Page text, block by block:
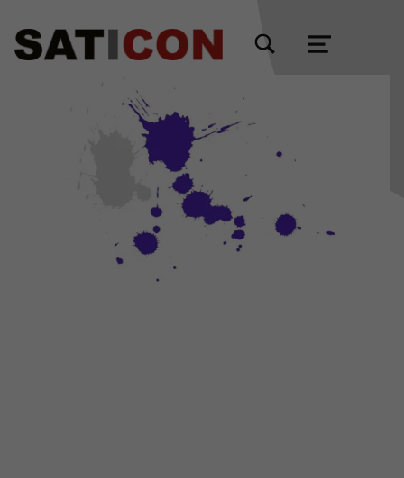
TOGGLE SEARCH FORM MODAL BOX
MENU